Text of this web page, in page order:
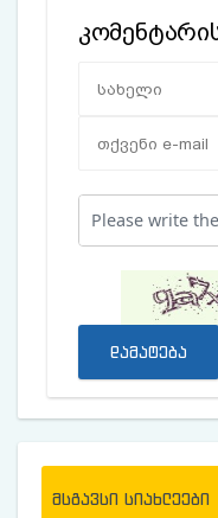
დამატება
მსგავსი სიახლეები